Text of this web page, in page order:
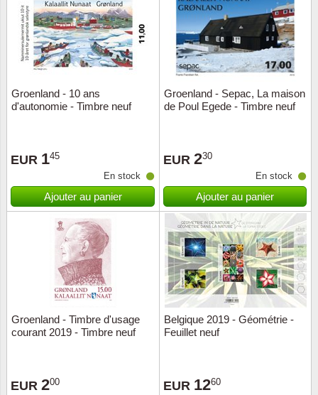
Groenland - 10 ans
d'autonomie - Timbre neuf
EUR 145
En stock
Ajouter au panier
Groenland - Sepac, La maison
de Poul Egede - Timbre neuf
EUR 230
En stock
Ajouter au panier
Groenland - Timbre d'usage
courant 2019 - Timbre neuf
EUR 200
Belgique 2019 - Géométrie -
Feuillet neuf
EUR 1260
Love
Chine
Chypre